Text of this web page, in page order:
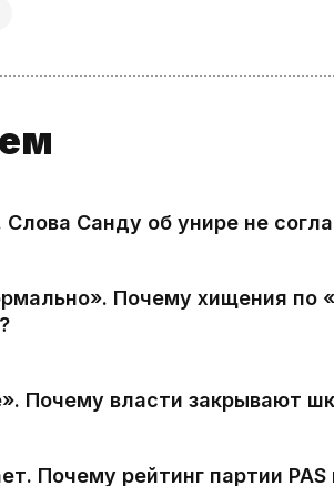
Слова Санду об унире не
Почему хищения по
Почему власти закрывают
Почему рейтинг партии PAS